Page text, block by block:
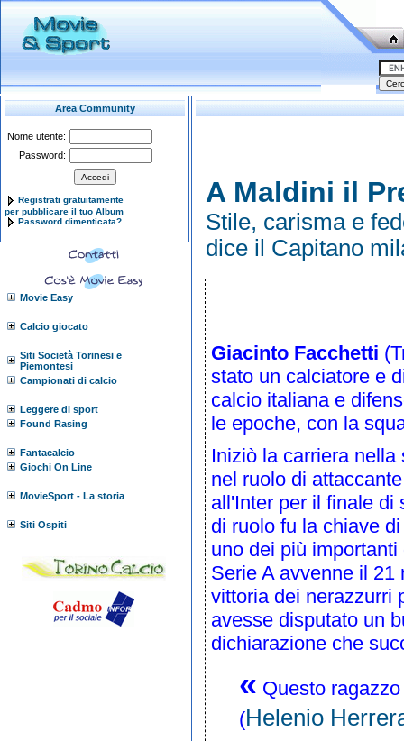
Area Community
Nome utente:
Password:
Registrati gratuitamente
per pubblicare il tuo Album
Password dimenticata?
Movie Easy
Calcio giocato
Siti Società Torinesi e
Piemontesi
Campionati di calcio
Leggere di sport
Found Rasing
Fantacalcio
Giochi On Line
MovieSport - La storia
Siti Ospiti
A Maldini il
Stile, carisma e
dice il Capitano
Giacinto Facchetti (
stato un calciatore e
calcio italianae
le epoche, con la
Iniziò la carriera
nel ruolo di
all'Inter per il finale di
di ruolo fu la chiave
uno dei più
Serie A avvenne il 21
vittoria dei nerazzurri
avesse disputato un
dichiarazione che
« Questo
(Helenio